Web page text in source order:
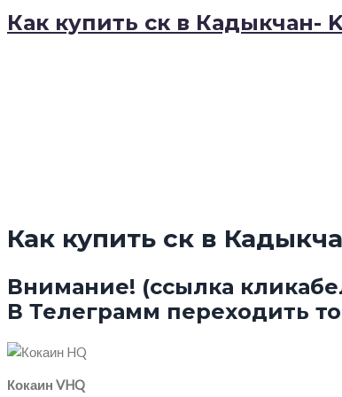
Как купить ск в Кадыкчан-
Как купить ск в
Внимание! (ссылка
В Телеграмм переходить
Кокаин VHQ